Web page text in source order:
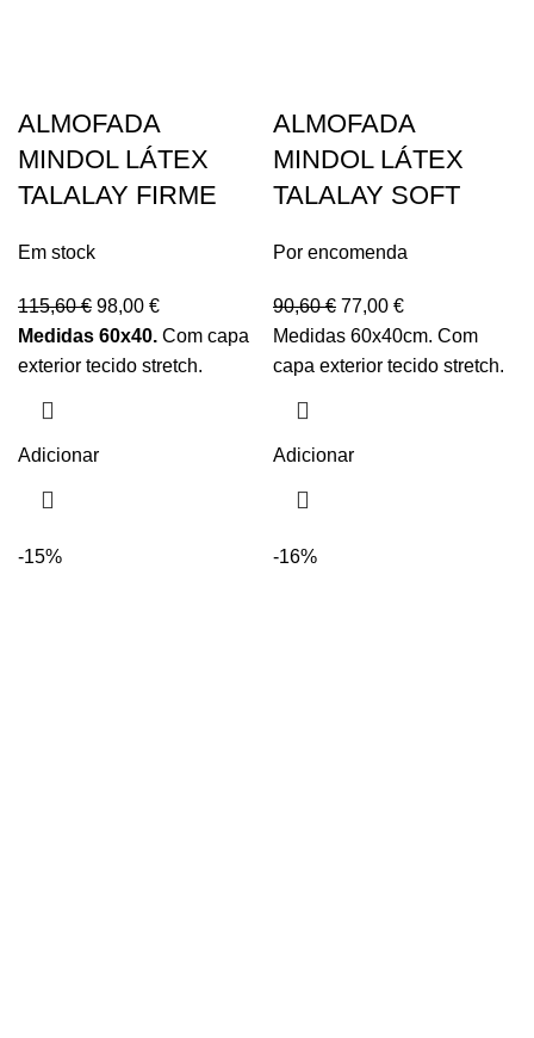
ALMOFADA
MINDOL LÁTEX
TALALAY FIRME
Em stock
115,60€ 98,00 €
Medidas 60x40. Com capa
exterior tecido stretch.
Adicionar
ALMOFADA
MINDOL LÁTEX
TALALAY SOFT
Por encomenda
90,60€ 77,00 €
Medidas 60x40cm. Com
capa exterior tecido stretch.
Adicionar
-15% -16%